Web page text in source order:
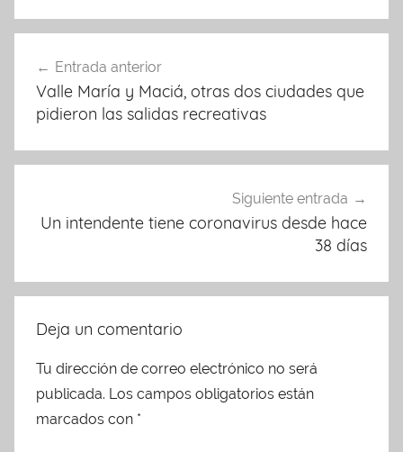
Navegación
de
Entrada anterior
Valle María y Maciá, otras dos ciudades que
pidieron las salidas recreativas
Siguiente entrada
Un intendente tiene coronavirus desde hace
38 días
Deja un comentario
Tu dirección de correo electrónico no será
publicada. Los campos obligatorios están
marcados con *